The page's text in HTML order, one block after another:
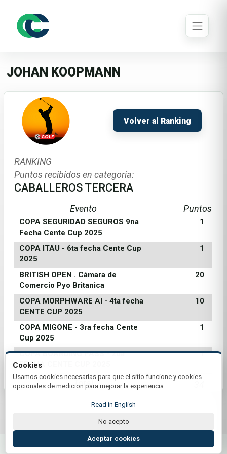
JOHAN KOOPMANN
Volver al Ranking
RANKING
Puntos recibidos en categoría:
CABALLEROS TERCERA
Evento Puntos
COPA SEGURIDAD SEGUROS 9na
Fecha Cente Cup 2025
1
COPA ITAU - 6ta fecha Cente Cup
2025
1
BRITISH OPEN . Cámara de
Comercio Pyo Britanica
20
COPA MORPHWARE AI - 4ta fecha
CENTE CUP 2025
10
COPA MIGONE - 3ra fecha Cente
Cup 2025
1
COPA BOARDING PASS - 2da
FECHA CENTE CUP 2025
1
Total
© 2026 Club Centenario | by Plus+Golf
Website powered byPlus+Golf
Cookies
Usamos cookies necesarias para que el sitio funcione y cookies
opcionales de medicion para mejorar la experiencia.
Read in English
No acepto
Aceptar cookies